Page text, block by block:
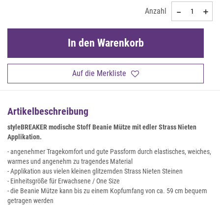
Anzahl
Auf die Merkliste
In den Warenkorb
Artikelbeschreibung
styleBREAKER modische Stoff Beanie Mütze mit edler Strass Nieten
Applikation.
- angenehmer Tragekomfort und gute Passform durch elastisches, weiches,
warmes und angenehm zu tragendes Material
- Applikation aus vielen kleinen glitzernden Strass Nieten Steinen
- Einheitsgröße für Erwachsene / One Size
- die Beanie Mütze kann bis zu einem Kopfumfang von ca. 59 cm bequem
getragen werden